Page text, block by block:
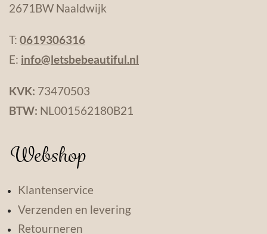
2671BW Naaldwijk
T: 0619306316
E: info@letsbebeautiful.nl
KVK: 73470503
BTW: NL001562180B21
Webshop
Klantenservice
Verzenden en levering
Retourneren